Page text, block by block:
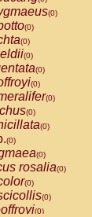
(0)
(0)
(0)
(0)
(0)
(0)
(0)
(0)
(0)
(0)
(0)
rosalia(0)
(0)
(0)
(0)